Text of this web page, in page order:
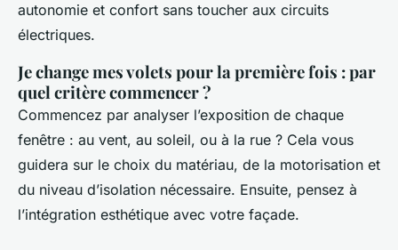
autonomie et confort sans toucher aux circuits
électriques.
Je change mes volets pour la première fois : par
quel critère commencer ?
Commencez par analyser l’exposition de chaque
fenêtre : au vent, au soleil, ou à la rue ? Cela vous
guidera sur le choix du matériau, de la motorisation et
du niveau d’isolation nécessaire. Ensuite, pensez à
l’intégration esthétique avec votre façade.